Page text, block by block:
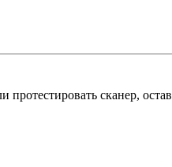
протестировать сканер,